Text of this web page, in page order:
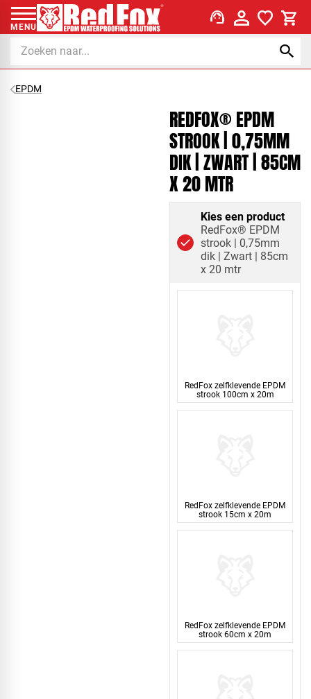
MENU support_agent
EPDM
REDFOX® EPDM
STROOK | 0,75MM
DIK | ZWART | 85CM
X 20 MTR
Kies een product
RedFox® EPDM
strook | 0,75mm
dik | Zwart | 85cm
x 20 mtr
RedFox zelfklevende EPDM
strook 100cm x 20m
RedFox zelfklevende EPDM
strook 15cm x 20m
RedFox zelfklevende EPDM
strook 60cm x 20m